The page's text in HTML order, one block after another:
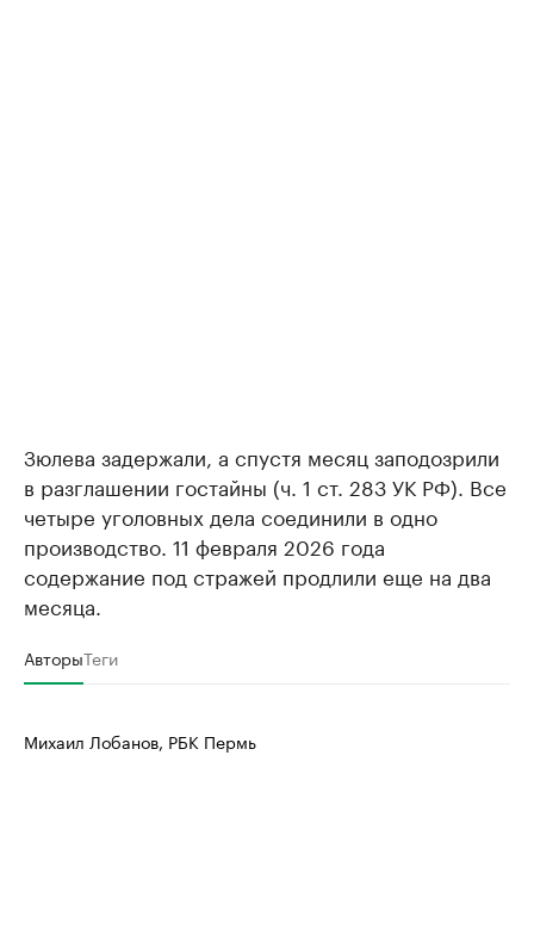
Зюлева задержали, а спустя месяц заподозрили
в разглашении гостайны (ч. 1 ст. 283 УК РФ). Все
четыре уголовных дела соединили в одно
производство. 11 февраля 2026 года
содержание под стражей продлили еще на два
месяца.
АвторыТеги
Михаил Лобанов, РБК Пермь